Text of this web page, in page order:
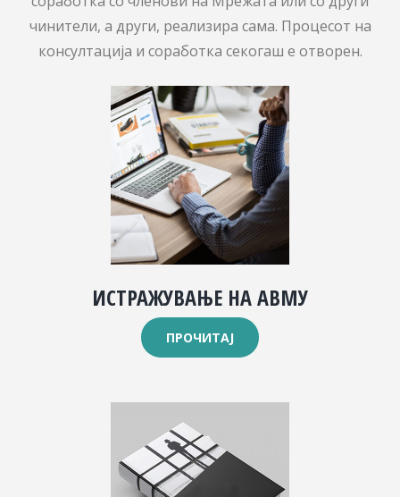
чинители, а други, реализира сама. Процесот на
консултација и соработка секогаш е отворен.
ИСТРАЖУВАЊЕ НА АВМУ
ПРОЧИТАЈ